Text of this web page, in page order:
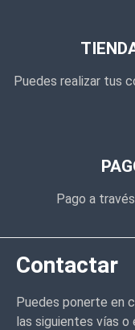
Puedes realizar tus
Pago a
Contactar
Puedes ponerte en
las siguientes vías